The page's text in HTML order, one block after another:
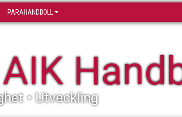
PARAHANDBOLL
• Utveckling